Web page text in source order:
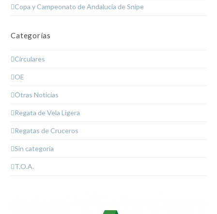
Copa y Campeonato de Andalucía de Snipe
Categorías
Circulares
OE
Otras Noticias
Regata de Vela Ligera
Regatas de Cruceros
Sin categoría
T.O.A.